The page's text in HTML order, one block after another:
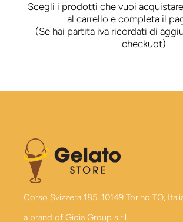
Scegli i prodotti che vuoi
al carrello e completa il
(Se hai partita iva ricordati di
checkuot)
Corso Svizzera 185, 10149 Torino TO,
a brand of Gioia Group s.r.l.